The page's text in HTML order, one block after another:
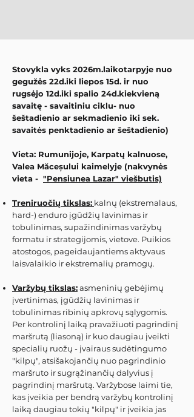
Stovykla vyks 2026m.laikotarpyje nuo
gegužės 22d.iki liepos 15d. ir nuo
rugsėjo 12d.iki spalio 24d.kiekvieną
savaitę - savaitiniu ciklu- nuo
šeštadienio ar sekmadienio iki sek.
savaitės penktadienio ar šeštadienio)
Vieta: Rumunijoje, Karpatų kalnuose,
Valea Măceșului kaimelyje (nakvynės
vieta - "Pensiunea Lazar" viešbutis)
Treniruočių tikslas: kalnų (ekstremalaus,
hard-) enduro įgūdžių lavinimas ir
tobulinimas, supažindinimas varžybų
formatu ir strategijomis, vietove. Puikios
atostogos, pageidaujantiems aktyvaus
laisvalaikio ir ekstremalių pramogų.
Varžybų tikslas:asmeninių gebėjimų
įvertinimas, įgūdžių lavinimas ir
tobulinimas ribinių apkrovų sąlygomis.
Per kontrolinį laiką pravažiuoti pagrindinį
maršrutą (liasoną) ir kuo daugiau įveikti
specialių ruožų - įvairaus sudėtingumo
"kilpų", atsišakojančių nuo pagrindinio
maršruto ir sugrąžinančių dalyvius į
pagrindinį maršrutą. Varžybose laimi tie,
kas įveikia per bendrą varžybų kontrolinį
laiką daugiau tokių "kilpų" ir įveikia jas